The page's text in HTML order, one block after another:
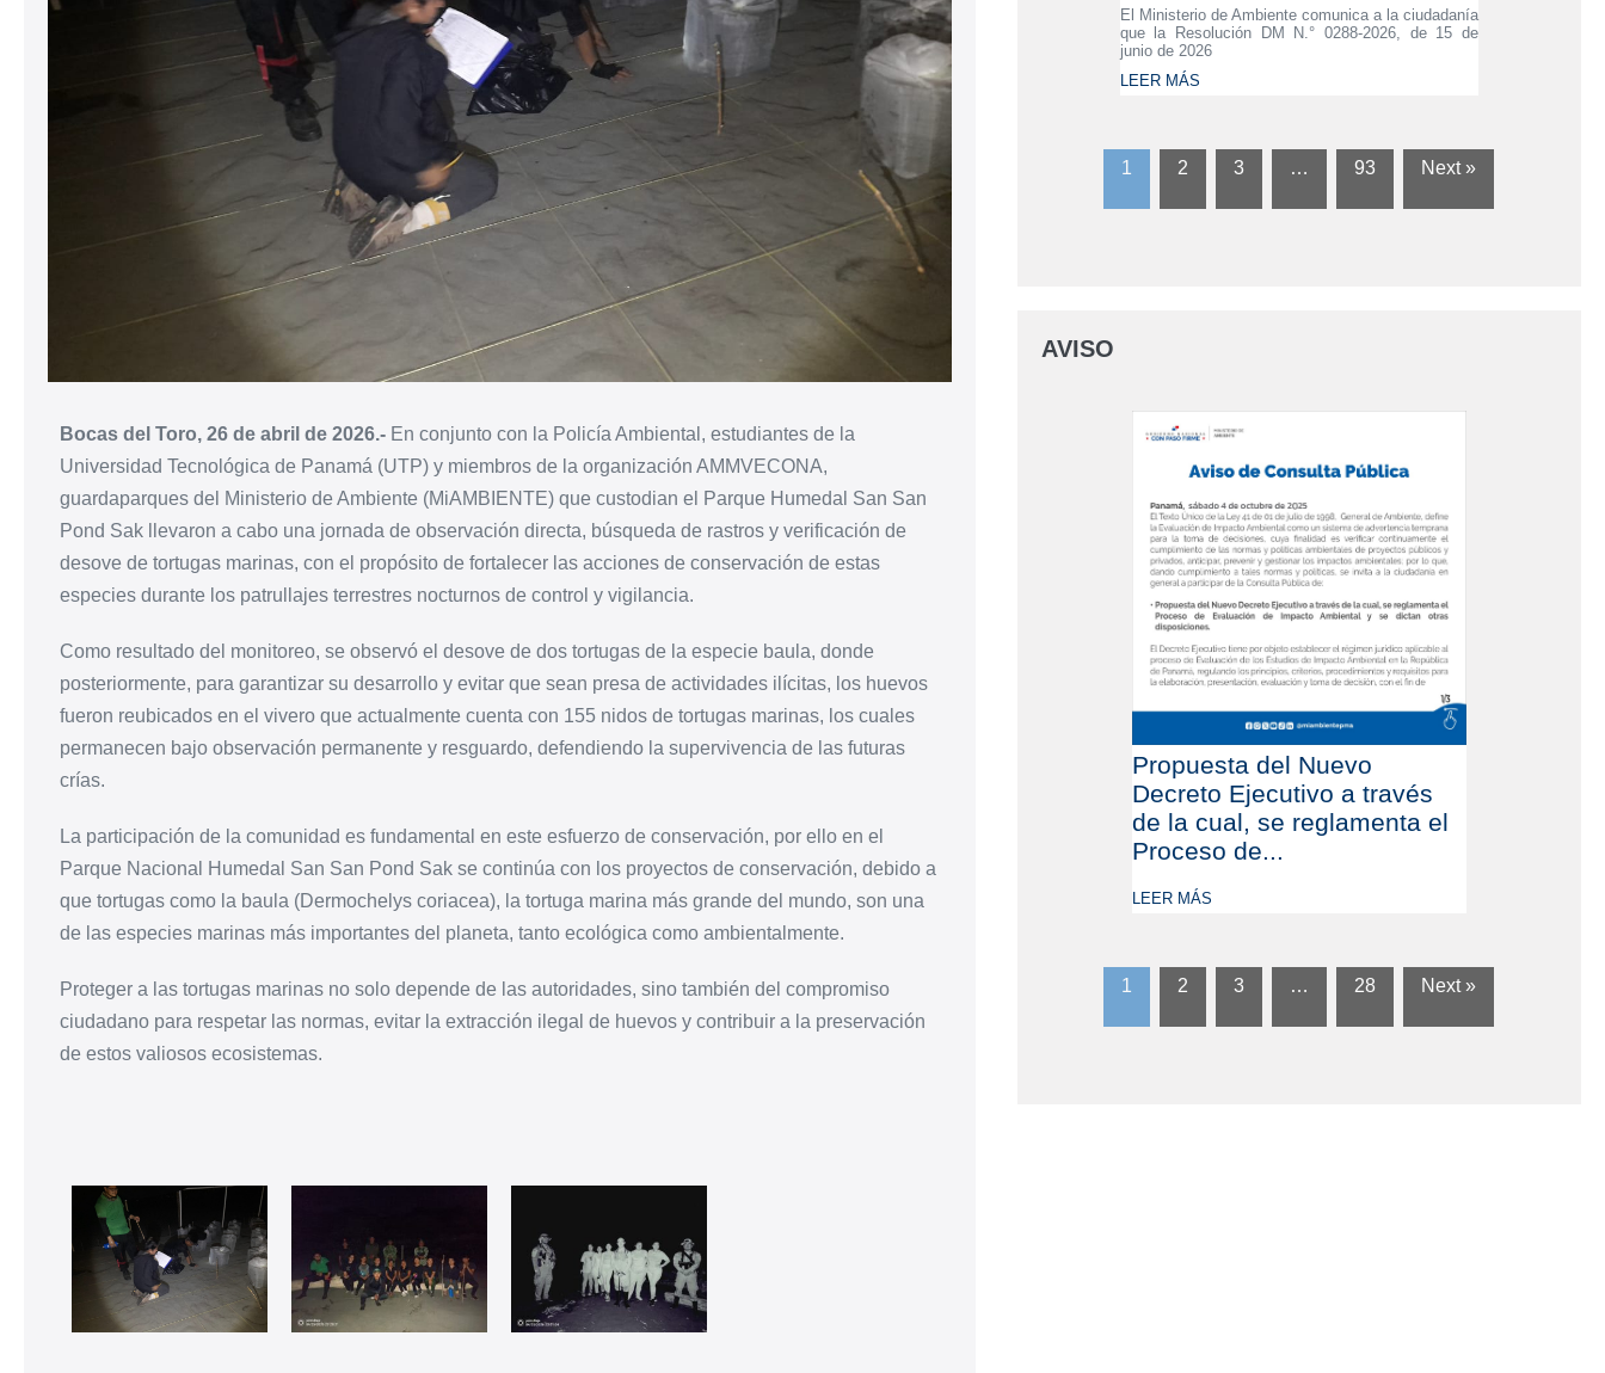
Bocas del Toro, 26 de abril de 2026.- En conjunto con la Policía Ambiental, estudiantes de la
Universidad Tecnológica de Panamá (UTP) y miembros de la organización AMMVECONA,
guardaparques del Ministerio de Ambiente (MiAMBIENTE) que custodian el Parque Humedal San San
Pond Sak llevaron a cabo una jornada de observación directa, búsqueda de rastros y verificación de
desove de tortugas marinas, con el propósito de fortalecer las acciones de conservación de estas
especies durante los patrullajes terrestres nocturnos de control y vigilancia.
Como resultado del monitoreo, se observó el desove de dos tortugas de la especie baula, donde
posteriormente, para garantizar su desarrollo y evitar que sean presa de actividades ilícitas, los huevos
fueron reubicados en el vivero que actualmente cuenta con 155 nidos de tortugas marinas, los cuales
permanecen bajo observación permanente y resguardo, defendiendo la supervivencia de las futuras
crías.
La participación de la comunidad es fundamental en este esfuerzo de conservación, por ello en el
Parque Nacional Humedal San San Pond Sak se continúa con los proyectos de conservación, debido a
que tortugas como la baula (Dermochelys coriacea), la tortuga marina más grande del mundo, son una
de las especies marinas más importantes del planeta, tanto ecológica como ambientalmente.
Proteger a las tortugas marinas no solo depende de las autoridades, sino también del compromiso
ciudadano para respetar las normas, evitar la extracción ilegal de huevos y contribuir a la preservación
de estos valiosos ecosistemas.
El Ministerio de Ambiente comunica a la ciudadanía
que la Resolución DM N.° 0288-2026, de 15 de
junio de 2026
LEER MÁS
1 2 3 … 93 Next »
AVISO
Propuesta del Nuevo
Decreto Ejecutivo a través
de la cual, se reglamenta el
Proceso de...
LEER MÁS
1 2 3 … 28 Next »